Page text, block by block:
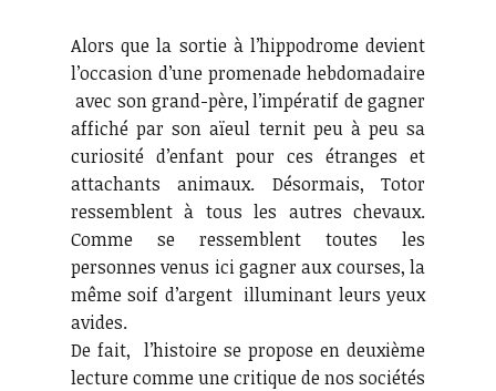
Alors que la sortie à l’hippodrome devient
l’occasion d’une promenade hebdomadaire
avec son grand-père, l’impératif de gagner
affiché par son aïeul ternit peu à peu sa
curiosité d’enfant pour ces étranges et
attachants animaux. Désormais, Totor
ressemblent à tous les autres chevaux.
Comme se ressemblent toutes les
personnes venus ici gagner aux courses, la
même soif d’argent illuminant leurs yeux
avides.
De fait, l’histoire se propose en deuxième
lecture comme une critique de nos sociétés